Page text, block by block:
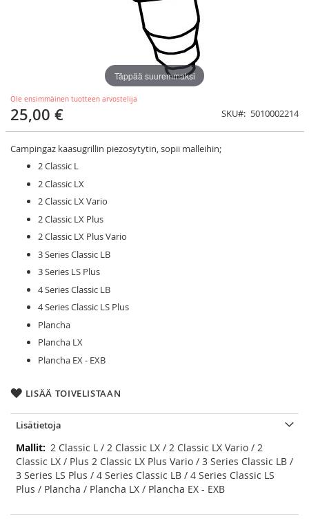
Ole ensimmäinen tuotteen arvostelija
25,00 € SKU 5010002214
Campingaz kaasugrillin piezosytytin, sopii malleihin;
2 Classic L
2 Classic LX
2 Classic LX Vario
2 Classic LX Plus
2 Classic LX Plus Vario
3 Series Classic LB
3 Series LS Plus
4 Series Classic LB
4 Series Classic LS Plus
Plancha
Plancha LX
Plancha EX - EXB
LISÄÄ TOIVELISTAAN
Täppää suuremmaksi
Lisätietoja
Lisätietoja2 Classic L / 2 Classic LX / 2 Classic LX Vario / 2
Classic LX / Plus 2 Classic LX Plus Vario / 3 Series Classic LB /
3 Series LS Plus / 4 Series Classic LB / 4 Series Classic LS
Plus / Plancha / Plancha LX / Plancha EX - EXB